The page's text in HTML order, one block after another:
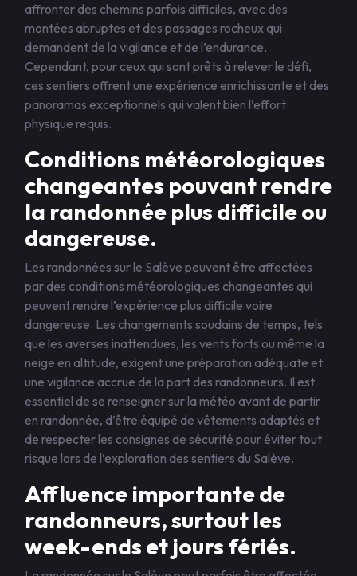
affronter des chemins parfois difficiles, avec des
montées abruptes et des passages rocheux qui
demandent de la vigilance et de l’endurance.
Cependant, pour ceux qui sont prêts à relever le défi,
ces sentiers offrent une expérience enrichissante et des
panoramas exceptionnels qui valent bien l’effort
physique requis.
Conditions météorologiques
changeantes pouvant rendre
la randonnée plus difficile ou
dangereuse.
Les randonnées sur le Salève peuvent être affectées
par des conditions météorologiques changeantes qui
peuvent rendre l’expérience plus difficile voire
dangereuse. Les changements soudains de temps, tels
que les averses inattendues, les vents forts ou même la
neige en altitude, exigent une préparation adéquate et
une vigilance accrue de la part des randonneurs. Il est
essentiel de se renseigner sur la météo avant de partir
en randonnée, d’être équipé de vêtements adaptés et
de respecter les consignes de sécurité pour éviter tout
risque lors de l’exploration des sentiers du Salève.
Affluence importante de
randonneurs, surtout les
week-ends et jours fériés.